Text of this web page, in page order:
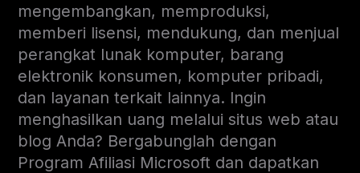
mengembangkan, memproduksi,
memberi lisensi, mendukung, dan menjual
perangkat lunak komputer, barang
elektronik konsumen, komputer pribadi,
dan layanan terkait lainnya. Ingin
menghasilkan uang melalui situs web atau
blog Anda? Bergabunglah dengan
Program Afiliasi Microsoft dan dapatkan